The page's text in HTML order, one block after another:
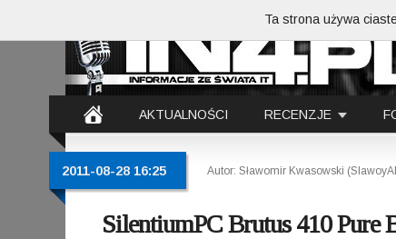
AKTUALNOŚCI RECENZJE
2011-08-28 16:25 Autor: Sławomir Kwasowski
SilentiumPC Brutus 410 Pure
Ta strona używa